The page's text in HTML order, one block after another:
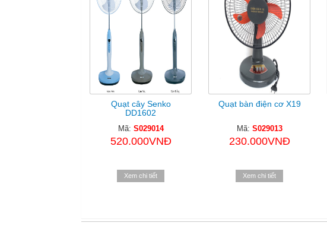
Quạt cây Senko
DD1602
Mã: S029014
520.000VNĐ
Xem chi tiết
Quạt bàn điện cơ X19
Mã: S029013
230.000VNĐ
Xem chi tiết